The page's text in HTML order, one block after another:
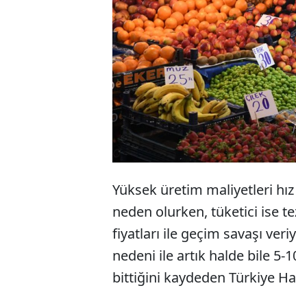
Yüksek üretim maliyetleri
neden olurken, tüketici ise
fiyatları ile geçim savaşı
nedeni ile artık halde bile 5-
bittiğini kaydeden Türkiye